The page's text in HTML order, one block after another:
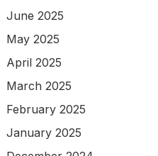
June 2025
May 2025
April 2025
March 2025
February 2025
January 2025